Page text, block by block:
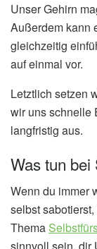
Unser Gehirn
Außerdem kann
gleichzeitig
auf einmal vor.
Letztlich setzen
wir uns schnelle
langfristig aus.
Was tun bei
Wenn du immer
selbst
Thema